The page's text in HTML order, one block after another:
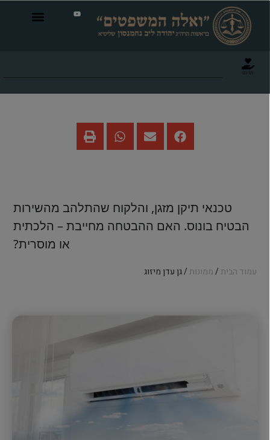
תרום
טכנאי תיקן מזגן, והלקוח שהתלהב מהשירות
הבטיח בונוס. האם ההבטחה מחייבת – הלכתית
או מוסרית?
עמוד הבית/ממונות/ גן עדן מיזוג